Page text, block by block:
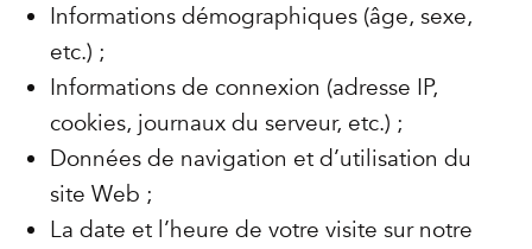
Informations démographiques (âge, sexe,
etc.) ;
Informations de connexion (adresse IP,
cookies, journaux du serveur, etc.) ;
Données de navigation et d’utilisation du
site Web ;
La date et l’heure de votre visite sur notre